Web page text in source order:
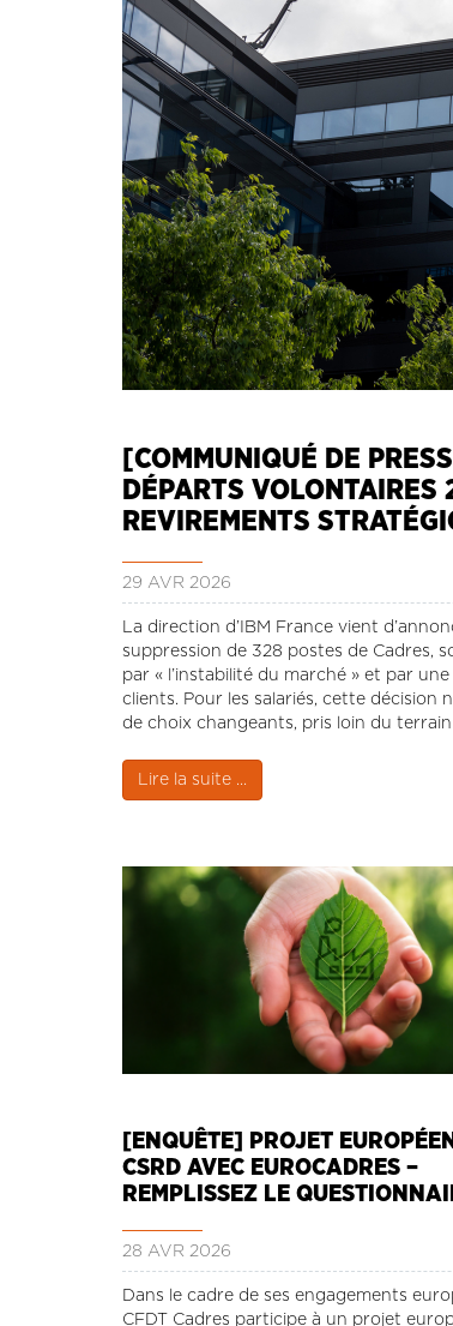
[COMMUNIQUÉ DE
DÉPARTS
REVIREMENTS
29 AVR 2026
La direction d’IBM France vient
suppression de 328 postes de Cadres,
par « l’instabilité du marché » et par
clients. Pour les salariés, cette décision
de choix changeants, pris loin du
Lire la suite ...
[ENQUÊTE] PROJET
CSRD AVEC EUROCADRES –
REMPLISSEZ LE
28 AVR 2026
Dans le cadre de ses engagements
CFDT Cadres participe à un projet